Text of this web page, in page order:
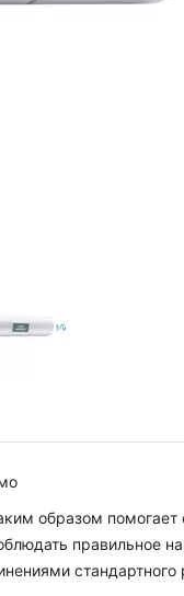
образом
правильное
стандартного